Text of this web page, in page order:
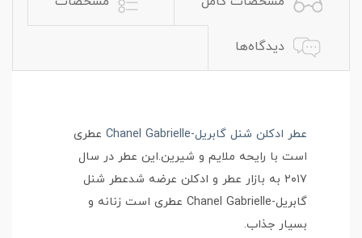
دیدگاه‌ها
عطر ادکلن شنل گابریل-Chanel Gabrielle
عطری
است با رایحه ملایم و شیرین.این عطر در سال
۲۰۱۷ به بازار عطر و ادکلن عرضه شدعطر شنل
گابریل-Chanel Gabrielle عطری است زنانه و
بسیار جذاب.